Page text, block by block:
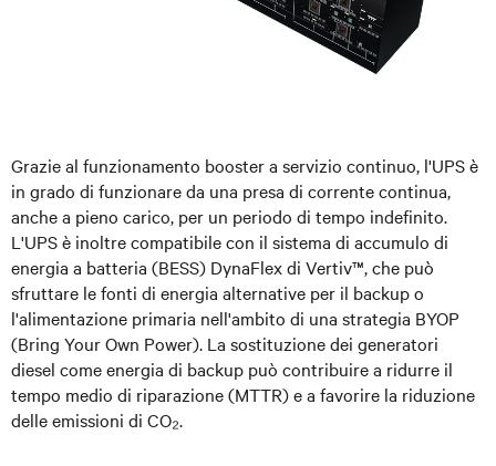
Grazie al funzionamento booster a servizio continuo, l'UPS è
in grado di funzionare da una presa di corrente continua,
anche a pieno carico, per un periodo di tempo indefinito.
L'UPS è inoltre compatibile con il sistema di accumulo di
energia a batteria (BESS) DynaFlex di Vertiv™, che può
sfruttare le fonti di energia alternative per il backup o
l'alimentazione primaria nell'ambito di una strategia BYOP
(Bring Your Own Power). La sostituzione dei generatori
diesel come energia di backup può contribuire a ridurre il
tempo medio di riparazione (MTTR) e a favorire la riduzione
delle emissioni di CO₂.